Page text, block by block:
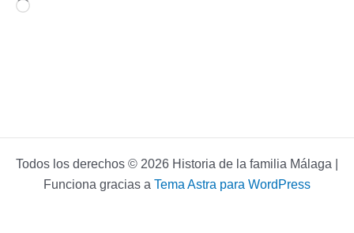
Cargando...
Todos los derechos © 2026 Historia de la familia Málaga |
Funciona gracias a Tema Astra para WordPress